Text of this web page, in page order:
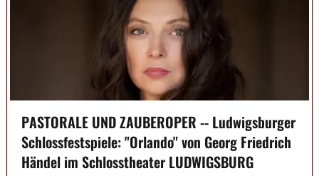
PASTORALE UND ZAUBEROPER -- Ludwigsburger
Schlossfestspiele: "Orlando" von Georg Friedrich
Händel im Schlosstheater LUDWIGSBURG